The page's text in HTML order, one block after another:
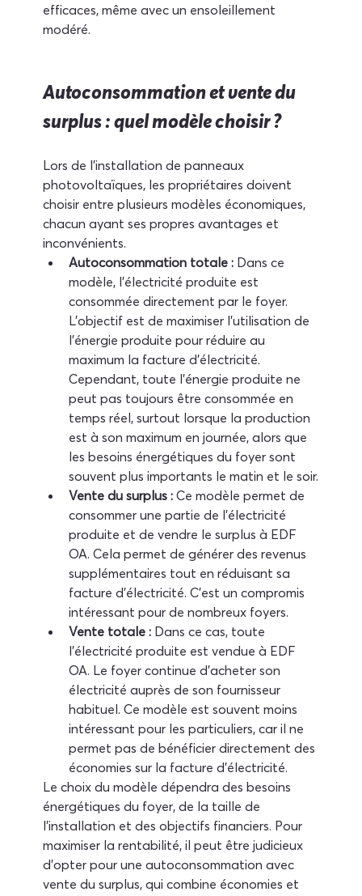
efficaces, même avec un ensoleillement
modéré.
Autoconsommation et vente du
surplus : quel modèle choisir ?
Lors de l'installation de panneaux
photovoltaïques, les propriétaires doivent
choisir entre plusieurs modèles économiques,
chacun ayant ses propres avantages et
inconvénients.
Autoconsommation totale : Dans ce
modèle, l'électricité produite est
consommée directement par le foyer.
L'objectif est de maximiser l'utilisation de
l'énergie produite pour réduire au
maximum la facture d'électricité.
Cependant, toute l'énergie produite ne
peut pas toujours être consommée en
temps réel, surtout lorsque la production
est à son maximum en journée, alors que
les besoins énergétiques du foyer sont
souvent plus importants le matin et le soir.
Vente du surplus : Ce modèle permet de
consommer une partie de l'électricité
produite et de vendre le surplus à EDF
OA. Cela permet de générer des revenus
supplémentaires tout en réduisant sa
facture d'électricité. C'est un compromis
intéressant pour de nombreux foyers.
Vente totale : Dans ce cas, toute
l'électricité produite est vendue à EDF
OA. Le foyer continue d'acheter son
électricité auprès de son fournisseur
habituel. Ce modèle est souvent moins
intéressant pour les particuliers, car il ne
permet pas de bénéficier directement des
économies sur la facture d'électricité.
Le choix du modèle dépendra des besoins
énergétiques du foyer, de la taille de
l'installation et des objectifs financiers. Pour
maximiser la rentabilité, il peut être judicieux
d'opter pour une autoconsommation avec
vente du surplus, qui combine économies et